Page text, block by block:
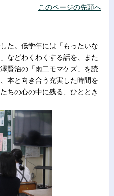
このページの先頭へ
た。低学年には「もったいな
などわくわくする話を、また
賢治の「雨二モマケズ」を読
本と向き合う充実した時間を
ちの心の中に残る、ひととき